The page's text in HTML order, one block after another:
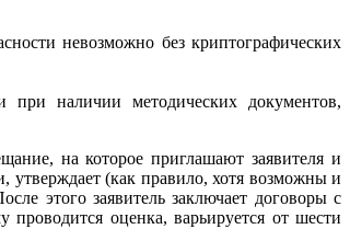
невозможно без криптографических
при наличии методических документов,
на которое приглашают заявителя и
утверждает (как правило, хотя возможны и
этого заявитель заключает договоры с
проводится оценка, варьируется от шести